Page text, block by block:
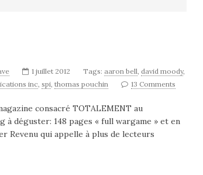
1 juillet 2012 Tags: aaron bell, david moody,
inc, spi, thomas pouchin 13 Comments
consacré TOTALEMENT au
déguster: 148 pages « full wargame » et en
Revenu qui appelle à plus de lecteurs